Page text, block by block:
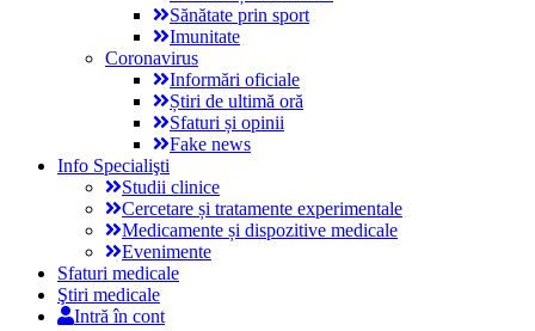
Sănătate prin sport
Imunitate
Coronavirus
Informări oficiale
Știri de ultimă oră
Sfaturi și opinii
Fake news
Info Specialişti
Studii clinice
Cercetare și tratamente experimentale
Medicamente și dispozitive medicale
Evenimente
Sfaturi medicale
Ştiri medicale
Intră în cont